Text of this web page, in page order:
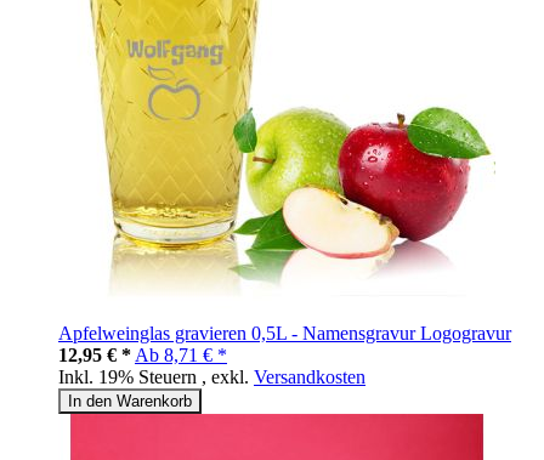
Apfelweinglas gravieren 0,5L - Namensgravur Logogravur
12,95 € * Ab 8,71 € *
Inkl. 19% Steuern , exkl. Versandkosten
In den Warenkorb